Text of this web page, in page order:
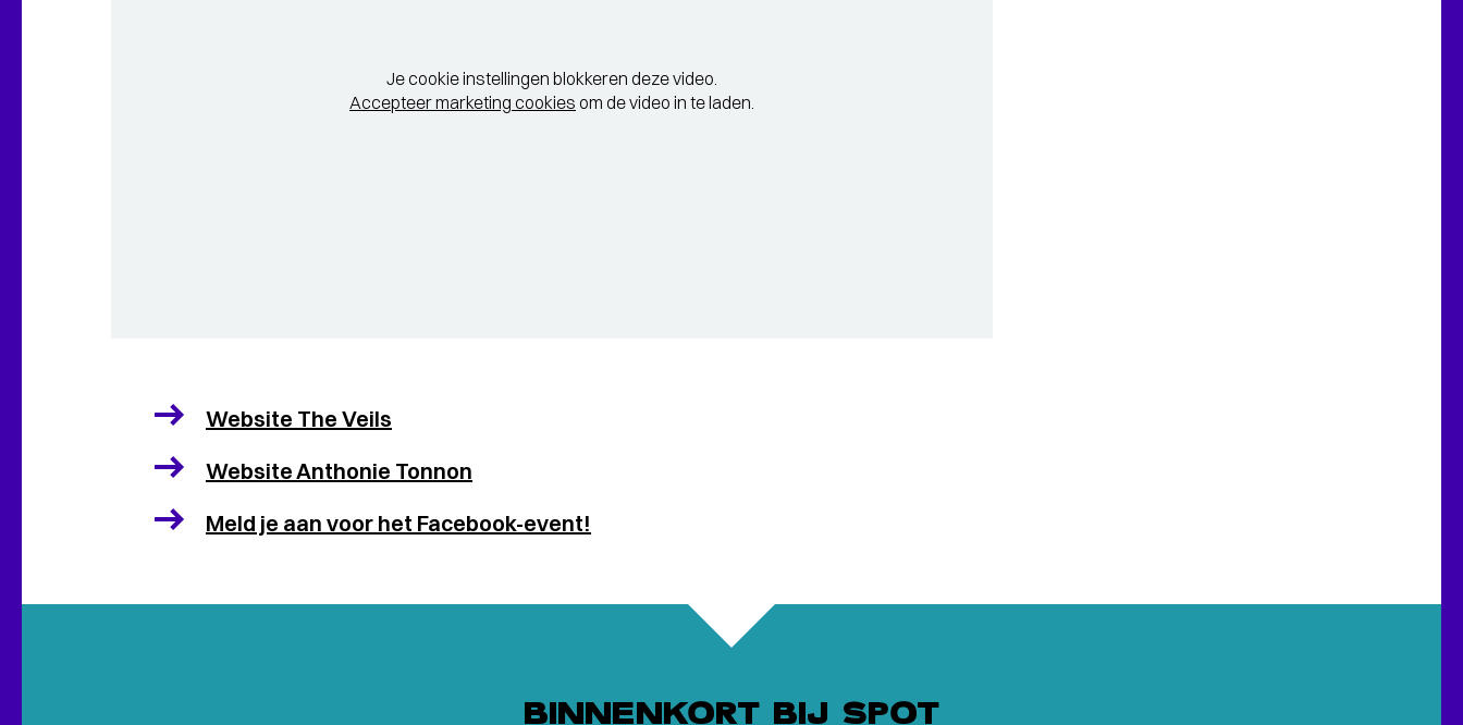
Je cookie instellingen blokkeren deze video.
Accepteer marketing cookies om de video in te laden.
Website The Veils
Website Anthonie Tonnon
Meld je aan voor het Facebook-event!
BINNENKORT BIJ SPOT